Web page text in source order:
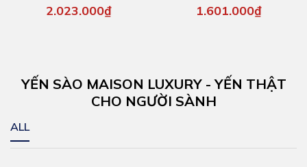
2.023.000₫ 1.601.000₫
YẾN SÀO MAISON LUXURY - YẾN THẬT
CHO NGƯỜI SÀNH
ALL